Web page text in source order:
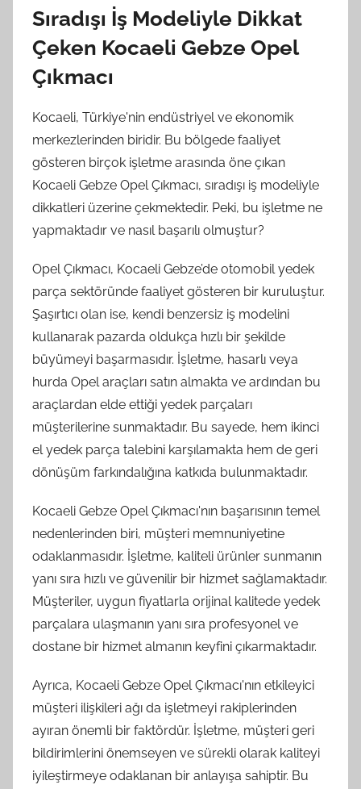
Sıradışı İş Modeliyle Dikkat
Çeken Kocaeli Gebze Opel
Çıkmacı
Kocaeli, Türkiye'nin endüstriyel ve ekonomik
merkezlerinden biridir. Bu bölgede faaliyet
gösteren birçok işletme arasında öne çıkan
Kocaeli Gebze Opel Çıkmacı, sıradışı iş modeliyle
dikkatleri üzerine çekmektedir. Peki, bu işletme ne
yapmaktadır ve nasıl başarılı olmuştur?
Opel Çıkmacı, Kocaeli Gebze’de otomobil yedek
parça sektöründe faaliyet gösteren bir kuruluştur.
Şaşırtıcı olan ise, kendi benzersiz iş modelini
kullanarak pazarda oldukça hızlı bir şekilde
büyümeyi başarmasıdır. İşletme, hasarlı veya
hurda Opel araçları satın almakta ve ardından bu
araçlardan elde ettiği yedek parçaları
müşterilerine sunmaktadır. Bu sayede, hem ikinci
el yedek parça talebini karşılamakta hem de geri
dönüşüm farkındalığına katkıda bulunmaktadır.
Kocaeli Gebze Opel Çıkmacı'nın başarısının temel
nedenlerinden biri, müşteri memnuniyetine
odaklanmasıdır. İşletme, kaliteli ürünler sunmanın
yanı sıra hızlı ve güvenilir bir hizmet sağlamaktadır.
Müşteriler, uygun fiyatlarla orijinal kalitede yedek
parçalara ulaşmanın yanı sıra profesyonel ve
dostane bir hizmet almanın keyfini çıkarmaktadır.
Ayrıca, Kocaeli Gebze Opel Çıkmacı'nın etkileyici
müşteri ilişkileri ağı da işletmeyi rakiplerinden
ayıran önemli bir faktördür. İşletme, müşteri geri
bildirimlerini önemseyen ve sürekli olarak kaliteyi
iyileştirmeye odaklanan bir anlayışa sahiptir. Bu